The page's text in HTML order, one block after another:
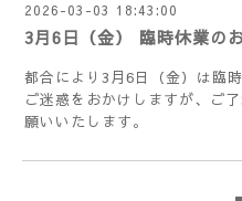
2026-03-03 18:43:00
3月6日（金） 臨時休業の
都合により3月6日（金）は臨
ご迷惑をおかけしますが、ご
願いいたします。